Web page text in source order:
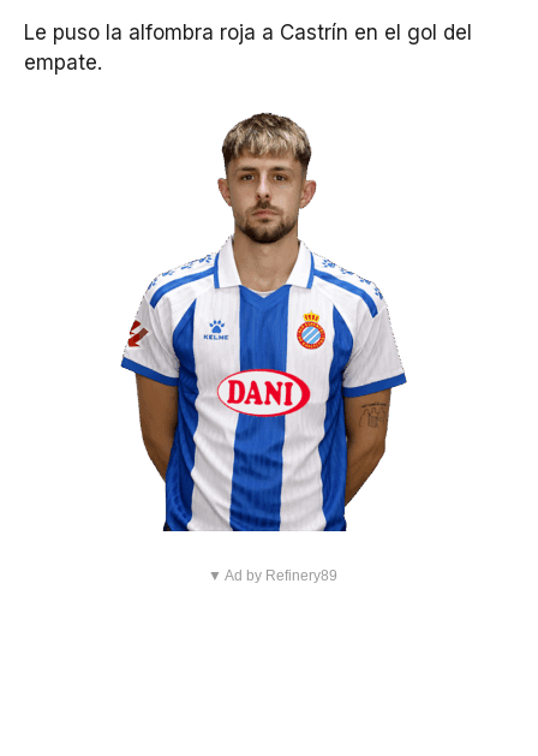
Le puso la alfombra roja a Castrín en el gol del
empate.
▼ Ad by Refinery89